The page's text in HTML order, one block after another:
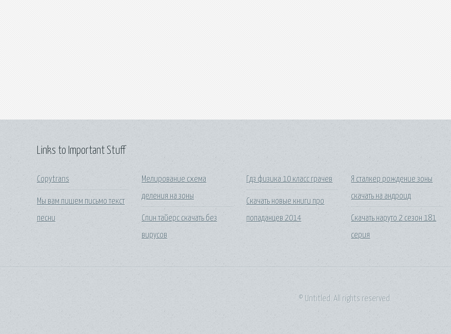
Links to Important Stuff
Copytrans
Мы вам пишем письмо текст
песни
Мелирование схема
деления на зоны
Спин тайерс скачать без
вирусов
Гдз физика 10 класс грачев
Скачать новые книги про
попаданцев 2014
Я сталкер рождение зоны
скачать на андроид
Скачать наруто 2 сезон 181
серия
© Untitled. All rights reserved.